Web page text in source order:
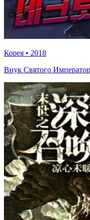
Корея • 2018
Внук Святого